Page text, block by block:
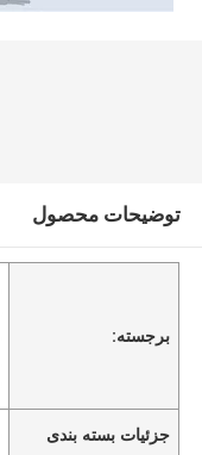
توضیحات محصول
برجسته:
جزئیات بسته بندی